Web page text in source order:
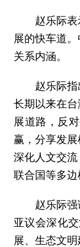
赵乐际
展的快车道
关系内涵。
赵乐际
长期以来在
展道路，反
赢，分享发
深化人文交
联合国等多边
赵乐际
亚议会深化
展、生态文